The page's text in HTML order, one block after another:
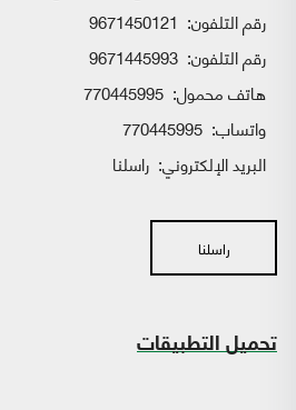
رقم التلفون: 9671450121
رقم التلفون: 9671445993
هاتف محمول: 770445995
واتساب:
البريد الإلكتروني: راسلنا
راسلنا
تحميل التطبيقات